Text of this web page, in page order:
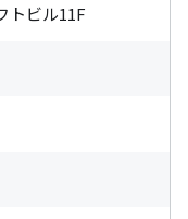
トビル11F